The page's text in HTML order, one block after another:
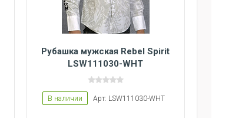
Рубашка мужская Rebel Spirit
LSW111030-WHT
В наличии Арт: LSW111030-WHT